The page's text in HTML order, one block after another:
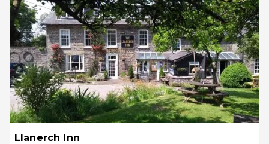
Llanerch Inn